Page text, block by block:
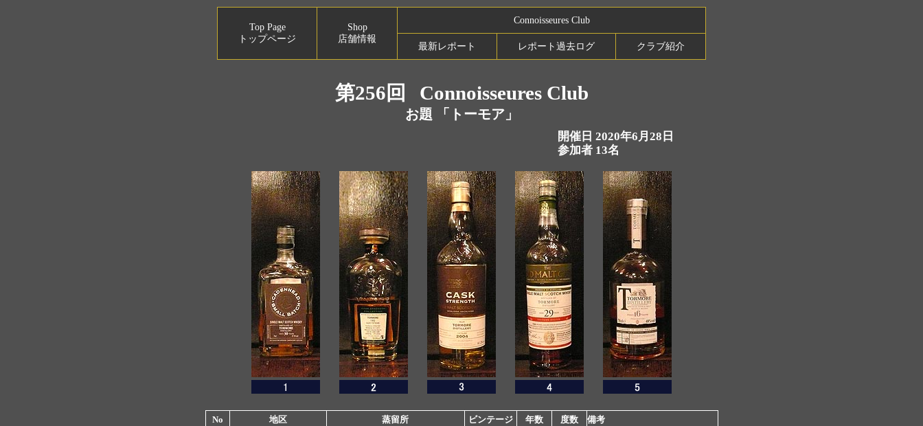
Top Page
トップページ
Shop
店舗情報
Connoisseures Club
最新レポート レポート過去ログ クラブ紹介
第256回 Connoisseures Club
お題 「トーモア」
開催日 2020年6月28日
参加者 13名
No 地区 蒸留所 ビンテージ 年数 度数
備考